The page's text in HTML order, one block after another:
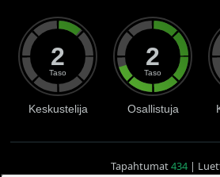
2
Taso
Keskustelija
2
Taso
Osallistuja
Tapahtumat434|